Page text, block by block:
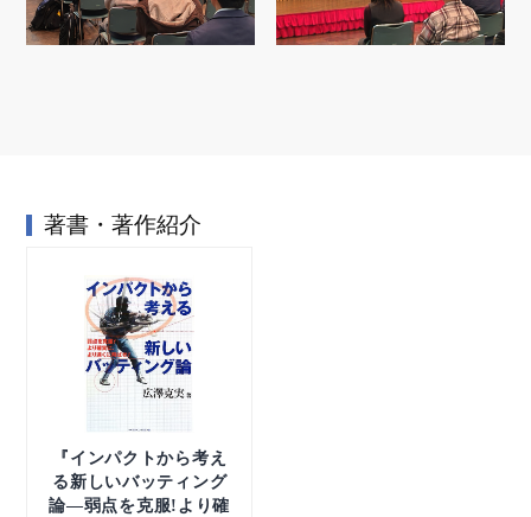
著書・著作紹介
『インパクトから考え
る新しいバッティング
論―弱点を克服!より確